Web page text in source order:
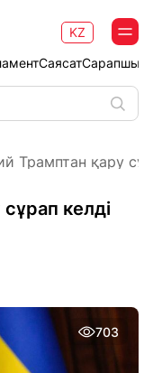
Саясат
KZ
Трамптан қару
келді
703